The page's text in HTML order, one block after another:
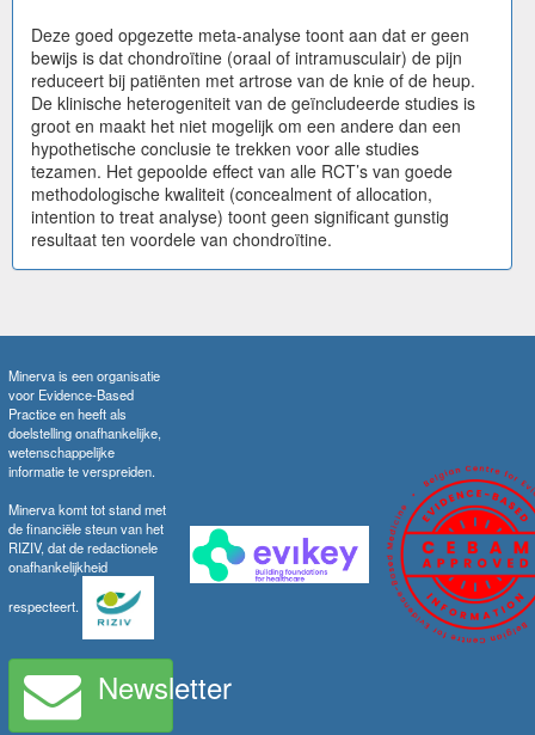
Deze goed opgezette meta-analyse toont aan dat er geen
bewijs is dat chondroïtine (oraal of intramusculair) de pijn
reduceert bij patiënten met artrose van de knie of de heup.
De klinische heterogeniteit van de geïncludeerde studies is
groot en maakt het niet mogelijk om een andere dan een
hypothetische conclusie te trekken voor alle studies
tezamen. Het gepoolde effect van alle RCT’s van goede
methodologische kwaliteit (concealment of allocation,
intention to treat analyse) toont geen significant gunstig
resultaat ten voordele van chondroïtine.
Minerva is een organisatie
voor Evidence-Based
Practice en heeft als
doelstelling onafhankelijke,
wetenschappelijke
informatie te verspreiden.
Minerva komt tot stand met
de financiële steun van het
RIZIV, dat de redactionele
onafhankelijkheid
respecteert.
Newsletter